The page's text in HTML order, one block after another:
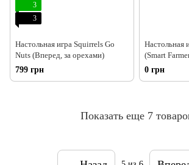
3
3
Настольная игра Squirrels Go
Nuts (Вперед, за орехами)
799 грн
Настольная
(Smart
0 грн
Показать еще 7